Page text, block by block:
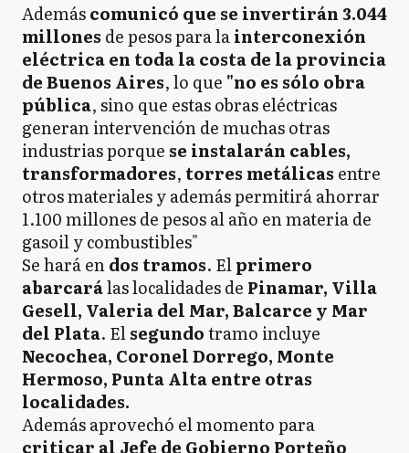
Ademáscomunicó que se invertirán 3.044
millones de pesos para lainterconexión
eléctrica en toda la costa de la provincia
de Buenos Aires, lo que "no es sólo obra
pública, sino que estas obras eléctricas
generan intervención de muchas otras
industrias porque se instalarán cables,
transformadores, torres metálicas entre
otros materiales y además permitirá ahorrar
1.100 millones de pesos al año en materia de
gasoil y combustibles"
Se hará endos tramos. Elprimero
abarcarálas localidades de Pinamar, Villa
Gesell, Valeria del Mar, Balcarce y Mar
del Plata. Elsegundotramo incluye
Necochea, Coronel Dorrego, Monte
Hermoso, Punta Alta entre otras
localidades.
Además aprovechó el momento para
criticar al Jefe de Gobierno Porteño